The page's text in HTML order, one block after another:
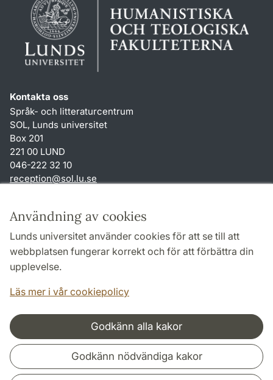
Användning av cookies
Lunds universitet använder cookies för att se till att
webbplatsen fungerar korrekt och för att förbättra din
upplevelse.
Läs mer i vår cookiepolicy
Godkänn alla kakor
Godkänn nödvändiga kakor
Kontakta oss
Språk- och litteraturcentrum
SOL, Lunds universitet
Box 201
221 00 LUND
046-222 32 10
reception@sol.lu.se
Genvägar
Om webbplatsen och cookies
Behandling av personuppgifter
Tillgänglighetsredogörelse
Samarbeten och nätverk